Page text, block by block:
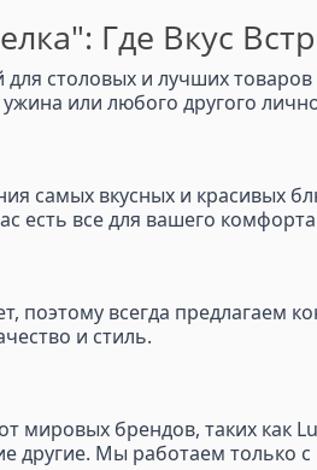
Где Вкус
столовых и лучших
или любого другого
самых вкусных и красивых
есть все для вашего
всегда предлагаем
и стиль.
мировых брендов, таких как
другие. Мы работаем